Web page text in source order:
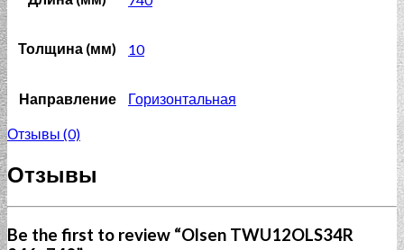
Толщина (мм) 10
Направление Горизонтальная
Отзывы (0)
Отзывы
Be the first to review “Olsen TWU12OLS34R